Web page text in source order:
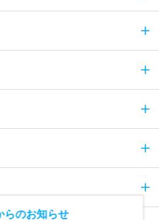
らのお知らせ